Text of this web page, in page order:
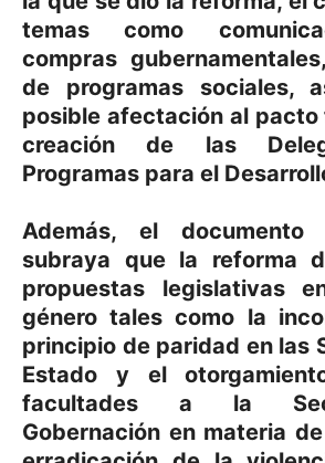
temas como
compras
de programas sociales,
posible afectación al pacto
creación de las
Programas para el
Además, el
subraya que la reforma
propuestas legislativas
género tales como la
principio de paridad en las
Estado y el
facultades a la
Gobernación en materia